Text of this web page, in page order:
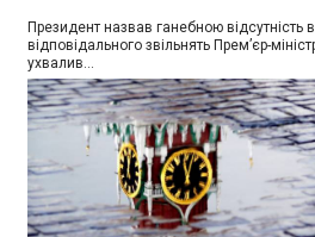
Президент назвав ганебною відсутність
відповідального звільнять Прем’єр-
ухвалив…